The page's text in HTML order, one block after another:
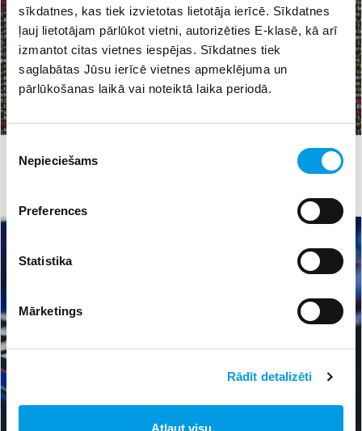
sīkdatnes, kas tiek izvietotas lietotāja ierīcē. Sīkdatnes
ļauj lietotājam pārlūkot vietni, autorizēties E-klasē, kā arī
izmantot citas vietnes iespējas. Sīkdatnes tiek
saglabātas Jūsu ierīcē vietnes apmeklējuma un
pārlūkošanas laikā vai noteiktā laika periodā.
izvēle
Nepieciešams
Preferences
Statistika
Mārketings
Rādīt detalizēti
Atļaut visu
Latvijas informātikas (programmēšanas) valsts 36.